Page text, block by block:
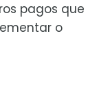
pagos que
o